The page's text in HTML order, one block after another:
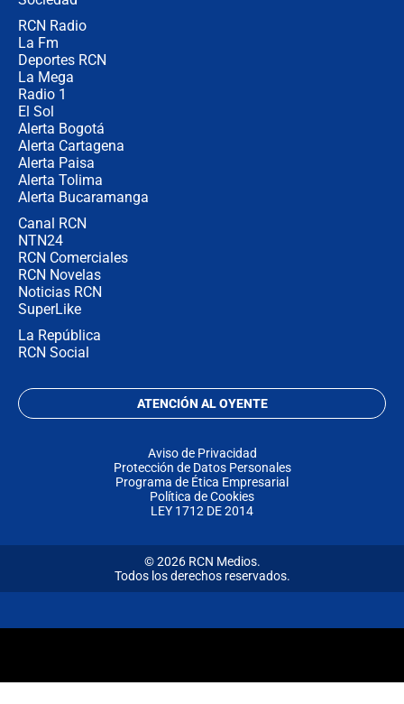
RCN Radio
La Fm
Deportes RCN
La Mega
Radio 1
El Sol
Alerta Bogotá
Alerta Cartagena
Alerta Paisa
Alerta Tolima
Alerta Bucaramanga
Canal RCN
NTN24
RCN Comerciales
RCN Novelas
Noticias RCN
SuperLike
La República
RCN Social
ATENCIÓN AL OYENTE
Aviso de Privacidad
Protección de Datos Personales
Programa de Ética Empresarial
Política de Cookies
LEY 1712 DE 2014
© 2026 RCN Medios.
Todos los derechos reservados.